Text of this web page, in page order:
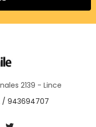
2139 - Lince
/ 943694707